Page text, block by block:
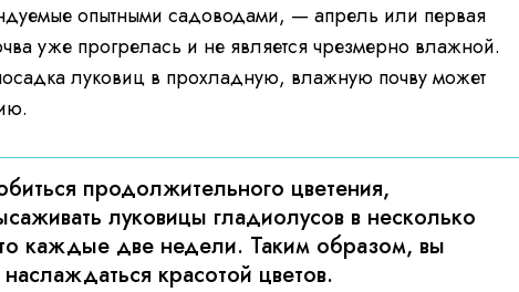
опытными садоводами, — апрель или первая
уже прогрелась и не является чрезмерно влажной.
луковиц в прохладную, влажную почву может
продолжительного цветения,
луковицы гладиолусов в несколько
каждые две недели. Таким образом, вы
красотой цветов.